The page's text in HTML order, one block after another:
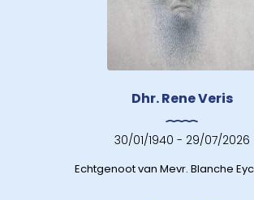
Dhr. Rene Veris
30/01/1940 - 29/07/2026
Echtgenoot van Mevr. Blanche